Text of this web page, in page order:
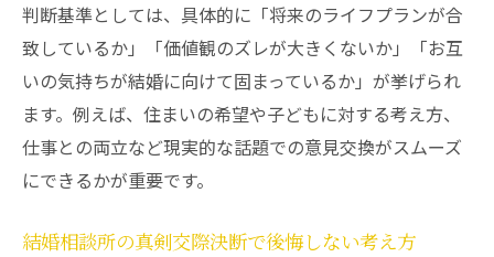
要性
居心地の良さを感じる瞬間と真剣交際の進
展
結婚相談所の真剣交際で会話のしやすさを
重視する理由
イント
判断基準としては、具体的に「将来のライフプランが合
致しているか」「価値観のズレが大きくないか」「お互
いの気持ちが結婚に向けて固まっているか」が挙げられ
ます。例えば、住まいの希望や子どもに対する考え方、
仕事との両立など現実的な話題での意見交換がスムーズ
にできるかが重要です。
結婚相談所の真剣交際決断で後悔しない考え方